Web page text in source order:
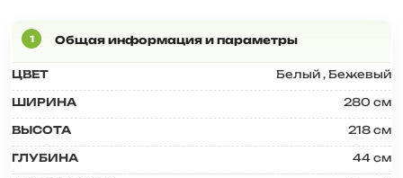
ЦВЕТ Белый , Бежевый
ШИРИНА 280 см
ВЫСОТА 218 см
ГЛУБИНА 44 см